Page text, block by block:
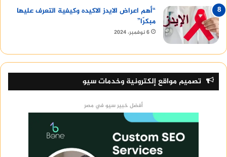
“أهم اعراض الايدز الاكيده وكيفية التعرف عليها
مبكرًا”
6 نوفمبر، 2024
تصميم مواقع إلكترونية وخدمات سيو
أفضل خبير سيو في مصر